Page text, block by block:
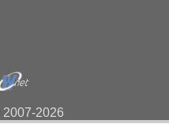
2026